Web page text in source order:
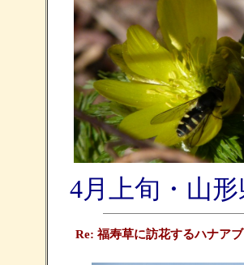
4月上旬・山
Re: 福寿草に訪花するハナアブ